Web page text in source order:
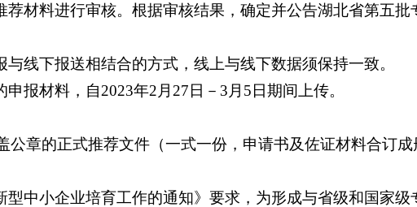
材料进行审核。根据审核结果，确定并公告湖北省第五批
线下报送相结合的方式，线上与线下数据须保持一致。
报材料，自2023年2月27日－3月5日期间上传。
公章的正式推荐文件（一式一份，申请书及佐证材料合订
中小企业培育工作的通知》要求，为形成与省级和国家